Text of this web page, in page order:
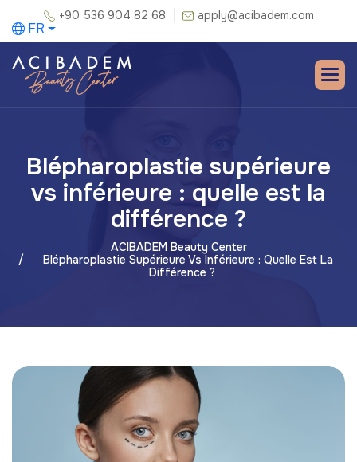
+90 536 904 82 68 apply@acibadem.com
FR
Blépharoplastie supérieure
vs inférieure : quelle est la
différence ?
ACIBADEM Beauty Center
Blépharoplastie Supérieure Vs Inférieure : Quelle Est La
Différence ?